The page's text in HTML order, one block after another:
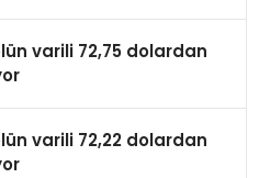
varili 72,75 dolardan
varili 72,22 dolardan